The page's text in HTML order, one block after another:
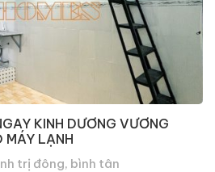
KINH DƯƠNG VƯƠNG
MÁY LẠNH
trị đông, bình tân